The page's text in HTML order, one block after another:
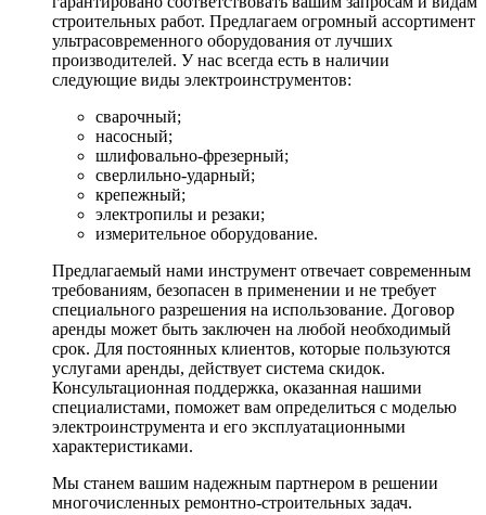
строительных работ. Предлагаем огромный ассортимент
ультрасовременного оборудования от лучших
производителей. У нас всегда есть в наличии
следующие виды электроинструментов:
сварочный;
насосный;
шлифовально-фрезерный;
сверлильно-ударный;
крепежный;
электропилы и резаки;
измерительное оборудование.
Предлагаемый нами инструмент отвечает современным
требованиям, безопасен в применении и не требует
специального разрешения на использование. Договор
аренды может быть заключен на любой необходимый
срок. Для постоянных клиентов, которые пользуются
услугами аренды, действует система скидок.
Консультационная поддержка, оказанная нашими
специалистами, поможет вам определиться с моделью
электроинструмента и его эксплуатационными
характеристиками.
Мы станем вашим надежным партнером в решении
многочисленных ремонтно-строительных задач.